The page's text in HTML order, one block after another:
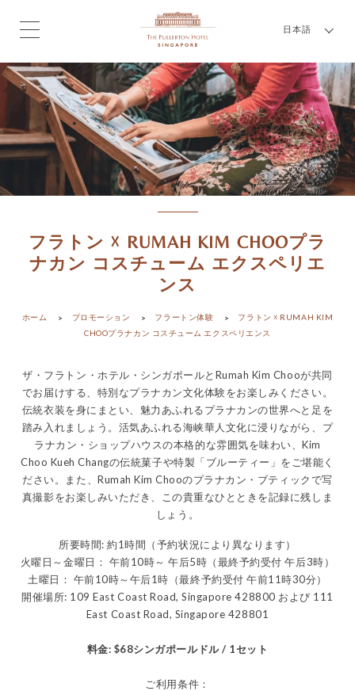
日本語
フラトン ☓ RUMAH KIM CHOOプラ
ナカン コスチューム エクスペリエ
ンス
ホーム プロモーション フラートン体験
フラトン ☓ RUMAH KIM
CHOOプラナカン コスチューム エクスペリエンス
ザ・フラトン・ホテル・シンガポールとRumah Kim Chooが共同
でお届けする、特別なプラナカン文化体験をお楽しみください。
伝統衣装を身にまとい、魅力あふれるプラナカンの世界へと足を
踏み入れましょう。活気あふれる海峡華人文化に浸りながら、プ
ラナカン・ショップハウスの本格的な雰囲気を味わい、Kim
Choo Kueh Changの伝統菓子や特製「ブルーティー」をご堪能く
ださい。また、Rumah Kim Chooのプラナカン・ブティックで写
真撮影をお楽しみいただき、この貴重なひとときを記録に残しま
しょう。
所要時間: 約1時間（予約状況により異なります）
火曜日～金曜日： 午前10時～ 午后5時（最終予約受付 午后3時）
土曜日： 午前10時～午后1時（最終予約受付 午前11時30分）
開催場所: 109 East Coast Road, Singapore 428800 および 111
East Coast Road, Singapore 428801
料金: $68シンガポールドル / 1セット
ご利用条件：